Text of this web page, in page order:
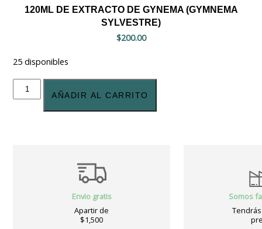
120ML DE EXTRACTO DE GYNEMA (GYMNEMA
SYLVESTRE)
$200.00
25 disponibles
120ml
extracto AÑADIR AL CARRITO
Envio gratis
Apartir de
$1,500
Somos